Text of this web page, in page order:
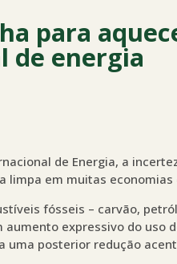
para
de energia
de Energia, a
limpa em muitas
fósseis – carvão,
aumento expressivo do uso
uma posterior redução